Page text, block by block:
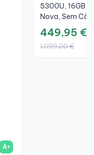
A+
5300U, 16GB,
Nova, Sem
449,95 €
1 099,00 €